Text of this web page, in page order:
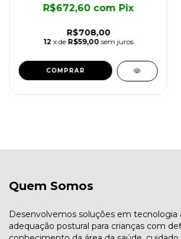
R$708,00
R$672,60 com Pix
12 x de R$59,00 sem juros
Quem Somos
Desenvolvemos soluções em tecnologia
adequação postural para crianças com